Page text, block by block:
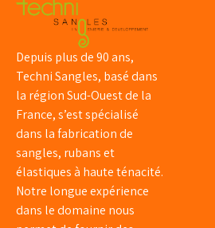
Depuis plus de 90 ans,
Techni Sangles, basé dans
la région Sud-Ouest de la
France, s’est spécialisé
dans la fabrication de
sangles, rubans et
élastiques à haute ténacité.
Notre longue expérience
dans le domaine nous